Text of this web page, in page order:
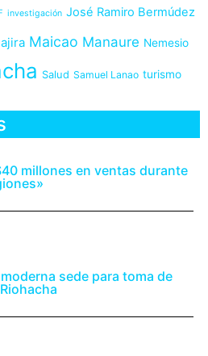
investigación José Ramiro Bermúdez
Maicao Manaure Nemesio
Salud Samuel Lanao turismo
millones en ventas durante
sede para toma de